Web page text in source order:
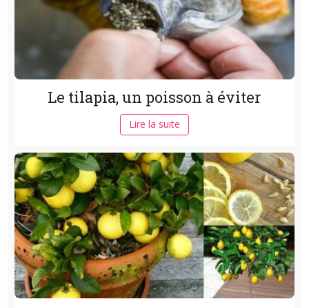
Le tilapia, un poisson à éviter
Lire la suite